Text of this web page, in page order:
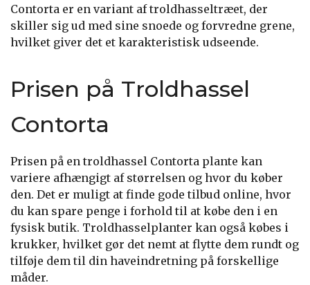
Contorta er en variant af troldhasseltræet, der
skiller sig ud med sine snoede og forvredne grene,
hvilket giver det et karakteristisk udseende.
Prisen på Troldhassel
Contorta
Prisen på en troldhassel Contorta plante kan
variere afhængigt af størrelsen og hvor du køber
den. Det er muligt at finde gode tilbud online, hvor
du kan spare penge i forhold til at købe den i en
fysisk butik. Troldhasselplanter kan også købes i
krukker, hvilket gør det nemt at flytte dem rundt og
tilføje dem til din haveindretning på forskellige
måder.